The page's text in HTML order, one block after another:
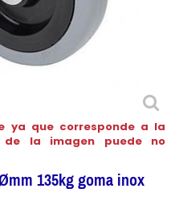
ya que corresponde a la
de la imagen puede no
135kg goma inox